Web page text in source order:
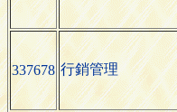
337678 行銷管理